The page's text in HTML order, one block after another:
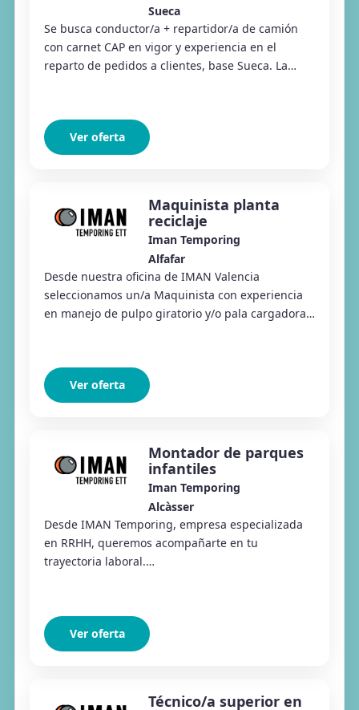
Sueca
Se busca conductor/a + repartidor/a de camión
con carnet CAP en vigor y experiencia en el
reparto de pedidos a clientes, base Sueca. La
Ver oferta
Maquinista planta
reciclaje
Iman Temporing
Alfafar
Desde nuestra oficina de IMAN Valencia
seleccionamos un/a Maquinista con experiencia
en manejo de pulpo giratorio y/o pala cargadora,
Ver oferta
Montador de parques
infantiles
Iman Temporing
Alcàsser
Desde IMAN Temporing, empresa especializada
en RRHH, queremos acompañarte en tu
trayectoria laboral.
Ver oferta
Técnico/a superior en